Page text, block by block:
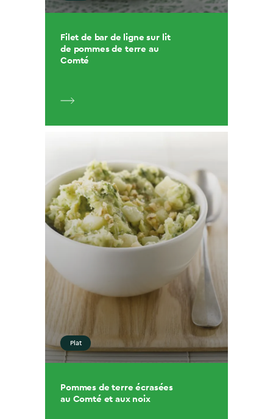
Filet de bar de ligne sur lit
de pommes de terre au
Comté
Plat
Pommes de terre écrasées
au Comté et aux noix